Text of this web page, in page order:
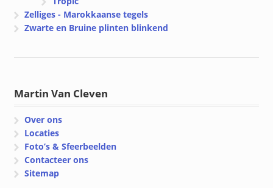
Zelliges - Marokkaanse tegels
Zwarte en Bruine plinten blinkend
Martin Van Cleven
Over ons
Locaties
Foto’s & Sfeerbeelden
Contacteer ons
Sitemap